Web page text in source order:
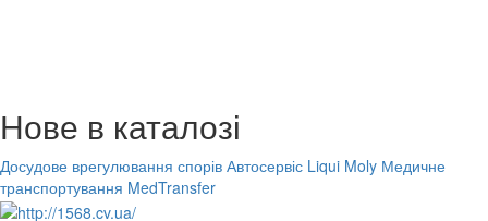
Нове в каталозі
Досудове врегулювання спорів Автосервіс Liqui Moly Медичне
транспортування MedTransfer